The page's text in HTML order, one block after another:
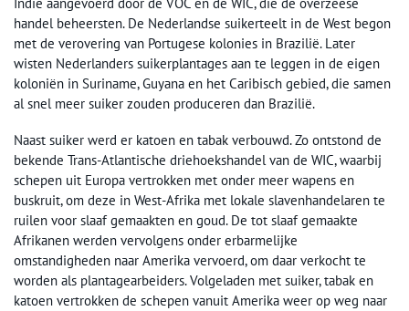
Indië aangevoerd door de VOC en de WIC, die de overzeese
handel beheersten. De Nederlandse suikerteelt in de West begon
met de verovering van Portugese kolonies in Brazilië. Later
wisten Nederlanders suikerplantages aan te leggen in de eigen
koloniën in Suriname, Guyana en het Caribisch gebied, die samen
al snel meer suiker zouden produceren dan Brazilië.
Naast suiker werd er katoen en tabak verbouwd. Zo ontstond de
bekende Trans-Atlantische driehoekshandel van de WIC, waarbij
schepen uit Europa vertrokken met onder meer wapens en
buskruit, om deze in West-Afrika met lokale slavenhandelaren te
ruilen voor slaaf gemaakten en goud. De tot slaaf gemaakte
Afrikanen werden vervolgens onder erbarmelijke
omstandigheden naar Amerika vervoerd, om daar verkocht te
worden als plantagearbeiders. Volgeladen met suiker, tabak en
katoen vertrokken de schepen vanuit Amerika weer op weg naar